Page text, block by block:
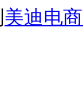
美迪电